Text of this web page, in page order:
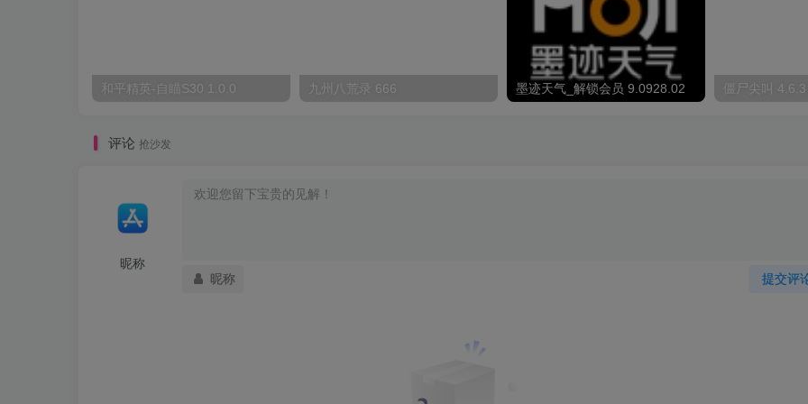
和平精英-自瞄S30 1.0.0 九州八荒录 666 墨迹天气_解锁会员 9.0928.02 僵尸尖叫 4.6.3
评论 抢沙发
昵称
提交评
昵称